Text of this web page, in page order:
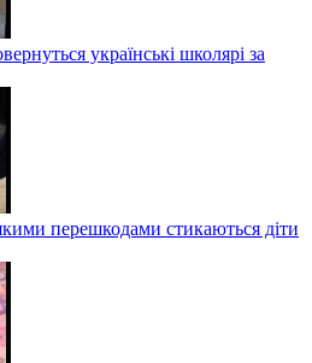
українські школярі за
перешкодами стикаються діти